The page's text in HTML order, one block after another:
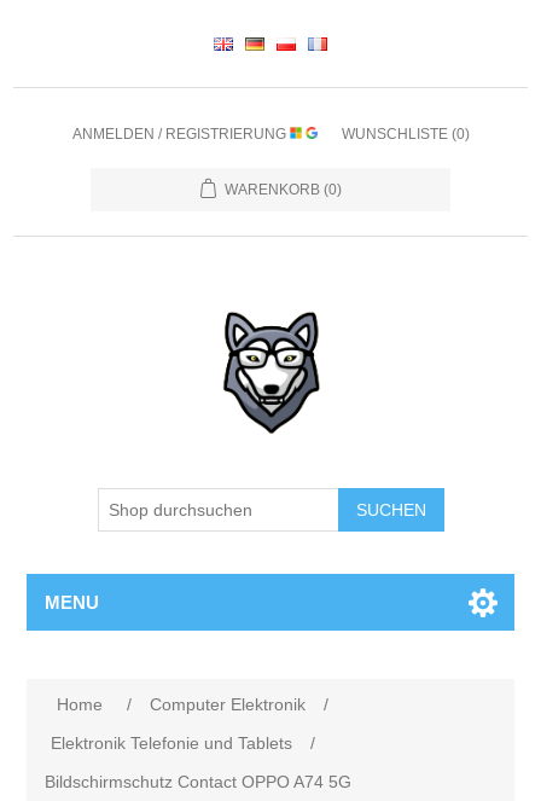
ANMELDEN / REGISTRIERUNG WUNSCHLISTE (0)
WARENKORB (0)
SUCHEN
MENU
Home / Computer Elektronik
/
Elektronik Telefonie und Tablets
/
Bildschirmschutz Contact OPPO A74 5G